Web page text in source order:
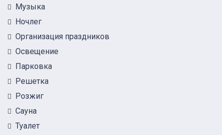
Музыка
Ночлег
Организация праздников
Освещение
Парковка
Решетка
Розжиг
Сауна
Туалет